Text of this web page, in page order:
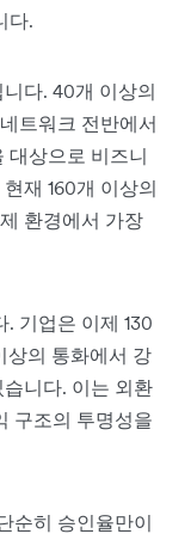
다.
다. 40개 이상의
트워크 전반에서
대상으로 비즈니
재 160개 이상의
환경에서 가장
기업은 이제 130
상의 통화에서 강
니다. 이는 외환
구조의 투명성을
순히 승인율만이